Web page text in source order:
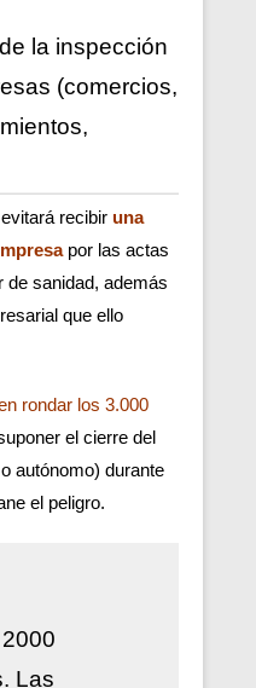
de la inspección
(comercios,
recibir una
por las actas
de sanidad, además
que ello
rondar los 3.000
el cierre del
autónomo) durante
el peligro.
Las